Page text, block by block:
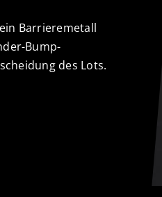
Barrieremetall
Bump-
des Lots.